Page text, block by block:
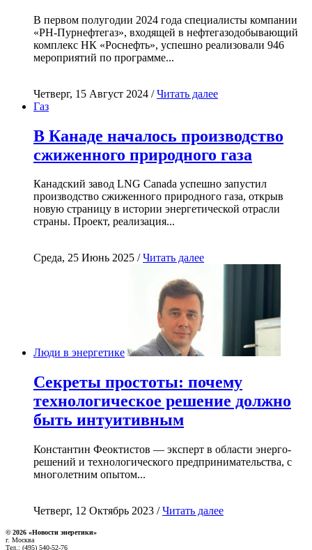
В первом полугодии 2024 года специалисты компании
«РН-Пурнефтегаз», входящей в нефтегазодобывающий
комплекс НК «Роснефть», успешно реализовали 946
мероприятий по программе...
Четверг, 15 Август 2024 /Читать далее
Газ
В Канаде началось производство
сжиженного природного газа
Канадский завод LNG Canada успешно запустил
производство сжиженного природного газа, открыв
новую страницу в истории энергетической отрасли
страны. Проект, реализация...
Среда, 25 Июнь 2025 /Читать далее
Люди в энергетике
Секреты простоты: почему
технологическое решение должно
быть интуитивным
Константин Феоктистов — эксперт в области энерго-
решений и технологического предпринимательства, с
многолетним опытом...
Четверг, 12 Октябрь 2023 /Читать далее
© 2026 «Новости энеретики»
г. Москва
Тел.: (495) 540-52-76